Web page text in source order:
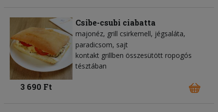
Csibe-csubi ciabatta
majonéz grill csirkemell jégsaláta
paradicsom sajt
kontakt grillben összesütött ropogós
tésztában
3 690 Ft